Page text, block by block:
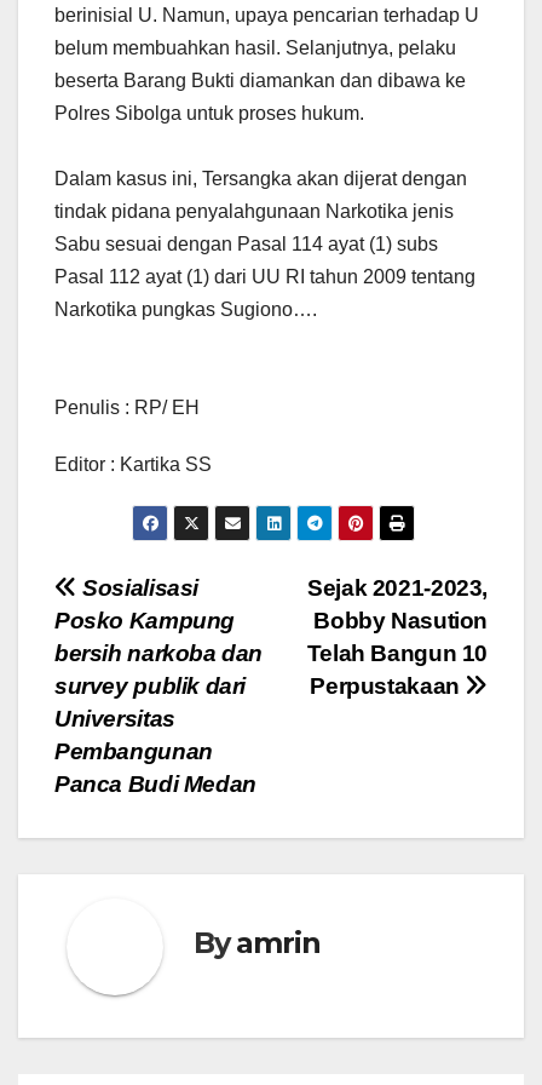
berinisial U. Namun, upaya pencarian terhadap U
belum membuahkan hasil. Selanjutnya, pelaku
beserta Barang Bukti diamankan dan dibawa ke
Polres Sibolga untuk proses hukum.
Dalam kasus ini, Tersangka akan dijerat dengan
tindak pidana penyalahgunaan Narkotika jenis
Sabu sesuai dengan Pasal 114 ayat (1) subs
Pasal 112 ayat (1) dari UU RI tahun 2009 tentang
Narkotika pungkas Sugiono….
Penulis : RP/ EH
Editor : Kartika SS
Navigasi
pos
Sejak 2021-2023,
Bobby Nasution
Telah Bangun 10
Perpustakaan
Sosialisasi
Posko Kampung
bersih narkoba dan
survey publik dari
Universitas
Pembangunan
Panca Budi Medan
Byamrin